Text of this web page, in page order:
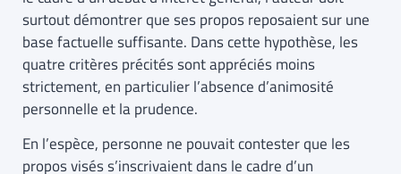
surtout démontrer que ses propos reposaient sur une
base factuelle suffisante. Dans cette hypothèse, les
quatre critères précités sont appréciés moins
strictement, en particulier l’absence d’animosité
personnelle et la prudence.
En l’espèce, personne ne pouvait contester que les
propos visés s’inscrivaient dans le cadre d’un